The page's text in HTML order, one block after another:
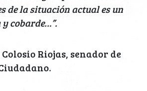
de la situación actual es un
cobarde…”.
Riojas, senador de